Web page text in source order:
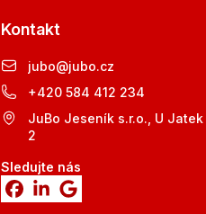
Kontakt
jubo@jubo.cz
+420 584 412 234
JuBo Jeseník s.r.o., U
2
Sledujte nás